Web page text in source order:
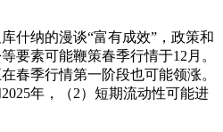
纳的漫谈“富有成效”，政策和
要素可能鞭策春季行情于12月。
春季行情第一阶段也可能领涨。
年，（2）短期流动性可能进